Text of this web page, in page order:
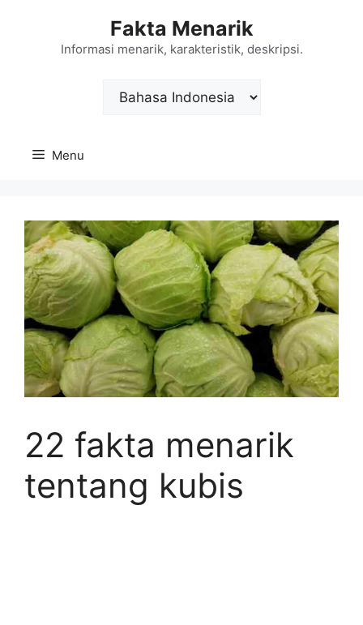
Fakta Menarik
Informasi menarik, karakteristik, deskripsi.
Choose
Menu
22 fakta menarik
tentang kubis